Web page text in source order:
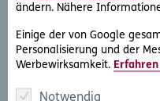
ändern. Nähere
Einige der von Google
Personalisierung und der
Werbewirksamkeit.
Notwendig